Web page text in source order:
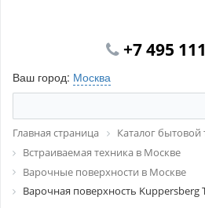
+7 495
Ваш город: Москва
Главная страница
Каталог
Встраиваемая техника в Москве
Варочные поверхности в Москве
Варочная поверхность Kuppersberg